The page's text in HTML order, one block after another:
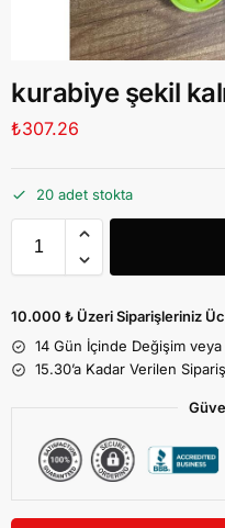
kurabiye şekil
₺307.26
20 adet stokta
10.000 ₺ Üzeri Siparişleriniz
14 Gün İçinde Değişim veya
15.30’a Kadar Verilen